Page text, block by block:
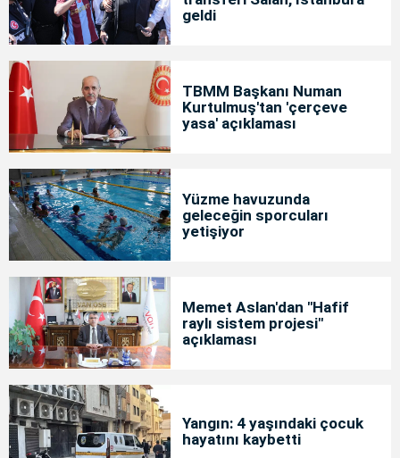
geldi
TBMM Başkanı Numan
Kurtulmuş'tan 'çerçeve
yasa' açıklaması
Yüzme havuzunda
geleceğin sporcuları
yetişiyor
Memet Aslan'dan "Hafif
raylı sistem projesi"
açıklaması
Yangın: 4 yaşındaki çocuk
hayatını kaybetti